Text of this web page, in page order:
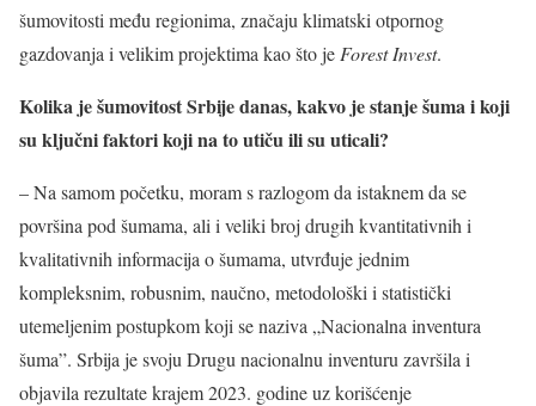
šumovitosti među regionima, značaju klimatski otpornog
gazdovanja i velikim projektima kao što je Forest Invest.
Kolika je šumovitost Srbije danas, kakvo je stanje šuma i koji
su ključni faktori koji na to utiču ili su uticali?
– Na samom početku, moram s razlogom da istaknem da se
površina pod šumama, ali i veliki broj drugih kvantitativnih i
kvalitativnih informacija o šumama, utvrđuje jednim
kompleksnim, robusnim, naučno, metodološki i statistički
utemeljenim postupkom koji se naziva „Nacionalna inventura
šuma”. Srbija je svoju Drugu nacionalnu inventuru završila i
objavila rezultate krajem 2023. godine uz korišćenje